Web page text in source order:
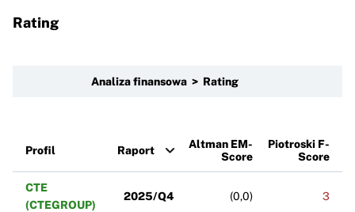
Rating
Analiza finansowa > Rating
Profil Raport
Altman EM-
Score
Piotroski F-
Score
CTE
(CTEGROUP)
2025/Q4 (0,0) 3